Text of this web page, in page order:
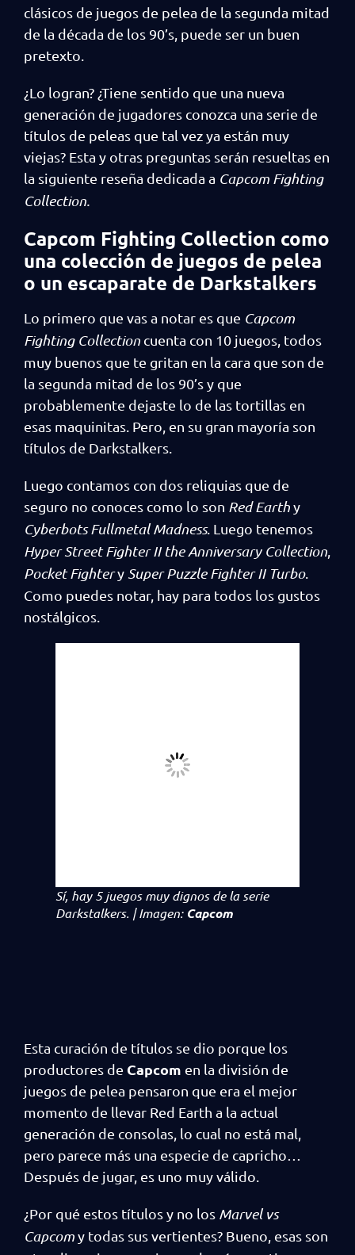
clásicos de juegos de pelea de la segunda mitad
de la década de los 90’s, puede ser un buen
pretexto.
¿Lo logran? ¿Tiene sentido que una nueva
generación de jugadores conozca una serie de
títulos de peleas que tal vez ya están muy
viejas? Esta y otras preguntas serán resueltas en
la siguiente reseña dedicada a Capcom Fighting
Collection.
Capcom Fighting Collection como
una colección de juegos de pelea
o un escaparate de Darkstalkers
Lo primero que vas a notar es que Capcom
Fighting Collection cuenta con 10 juegos, todos
muy buenos que te gritan en la cara que son de
la segunda mitad de los 90’s y que
probablemente dejaste lo de las tortillas en
esas maquinitas. Pero, en su gran mayoría son
títulos de Darkstalkers.
Luego contamos con dos reliquias que de
seguro no conoces como lo son Red Earthy
Cyberbots Fullmetal Madness. Luego tenemos
Hyper Street Fighter II the Anniversary Collection
Pocket Fightery Super Puzzle Fighter II Turbo.
Como puedes notar, hay para todos los gustos
nostálgicos.
Sí, hay 5 juegos muy dignos de la serie
Darkstalkers. | Imagen: Capcom
Esta curación de títulos se dio porque los
productores de Capcom en la división de
juegos de pelea pensaron que era el mejor
momento de llevar Red Earth a la actual
generación de consolas, lo cual no está mal,
pero parece más una especie de capricho…
Después de jugar, es uno muy válido.
¿Por qué estos títulos y no los Marvel vs
Capcomy todas sus vertientes? Bueno, esas son